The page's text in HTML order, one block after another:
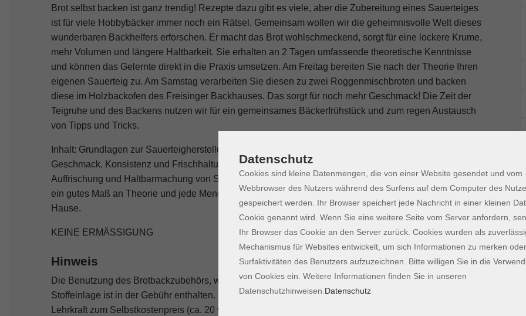
Brot selbst backen ist ganz trendig! Rezepte dazu gibt es viele, aber die Zubereitung eines Sauerteiges
ist für viele Hobbybäcker immer noch ein Rätsel. Gemeinsam wollen wir die geheimnisvolle Welt dieses
wunderbaren Backhelfers erforschen. Er macht das Brot wohlschmeckend, sorgt für eine lockere Krume,
mehr Volumen und längere Haltbarkeit. Sie erhalten an 2 Tagen umfassende theoretische Kenntnisse
und können das Gelernte direkt in die Praxis umsetzen. Am Freitag bereiten Sie nach der Theorie Ihren
eigenen Sauerteig zu. Am Samstag verarbeiten Sie diesen zu zwei Roggenmischbroten und backen
diese im Holzbackofen des Freisinger Backhauses. Das sorgt für noch mehr Geschmack! Die Zeit der
Teigruhe und des Backens nutzen wir für ein gemeinsames Bäckerfrühstück und zum regen Austausch
von Tipps und Tricks.
Inhalt: Grundlagen zur Sauerteigherstellung und -führung, Einflüsse der Sauerteigführung auf
Geschmack, Konsistenz und Frischhaltung, praktikable Techniken und Tipps zur optimalen Pflege,
Auffrischung und Haltbarmachung von Sauerteig, backen von typischen Broten mit Roggensauerteig,
ein gutes Maß an Theorie und jede Menge Praxis und ein Anstellgut (Sauerteigstarter) fürs Backen zu
Hause.
KEINE ERMÄSSIGUNG
Hinweis
Die Benutzung des Brotbackzubehörs, wie große Schüssel und Gärkörbchen mit passender
Stoffeinlage ist in der Gebühr enthalten. Ein Backzubehör-Set kann nach der Veranstaltung bei der
Lehrkraft zum Selbstkostenpreis (ca. 20 €/Set) erworben werden.
Datenschutz
Cookies sind kleine Datenmengen, die von einer Website gesendet und vom
Webbrowser des Nutzers während des Surfens auf dem Computer des
gespeichert werden. Ihr Browser speichert jede Nachricht in einer kleinen
Cookie genannt wird. Wenn Sie eine weitere Seite vom Server anfordern,
Ihr Browser das Cookie an den Server zurück. Cookies wurden als
Mechanismus für Websites entwickelt, um sich Informationen zu merken
Surfaktivitäten des Benutzers aufzuzeichnen. Bitte willigen Sie in die
von Cookies ein. Weitere Informationen finden Sie in unseren
Datenschutzhinweisen. Datenschutz